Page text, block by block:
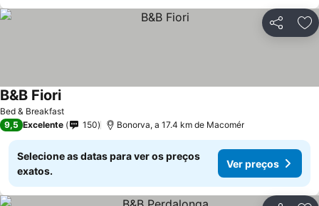
Partilhar
Bed & Breakfast
B&B Fiori
9,5 Excelente 150 Bonorva, a 17.4 km de Macomér
Selecione as datas para ver os preços
exatos.
Ver preços